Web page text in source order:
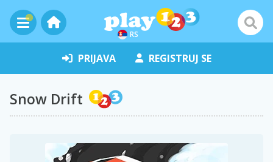
RS
PRIJAVA REGISTRUJ SE
Snow Drift